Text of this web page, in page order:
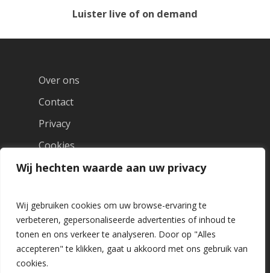
Wij hechten waarde aan uw privacy
Wij gebruiken cookies om uw browse-ervaring te
verbeteren, gepersonaliseerde advertenties of inhoud te
tonen en ons verkeer te analyseren. Door op "Alles
accepteren" te klikken, gaat u akkoord met ons gebruik van
cookies.
Luister live of on demand
Over ons
Contact
Privacy
Cookies